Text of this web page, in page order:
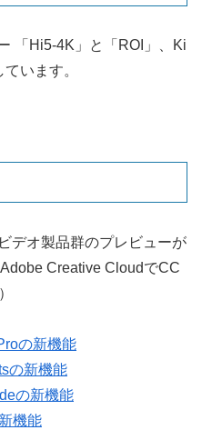
「Hi5-4K」と「ROI」、Ki
います。
デオ製品群のプレビューが
Creative CloudでCC
の新機能
の新機能
の新機能
機能